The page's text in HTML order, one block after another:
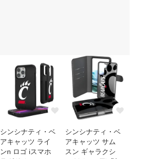
シンシナティ・ベ
アキャッツ ライ
ンn ロゴ iスマホ
シンシナティ・ベ
アキャッツ サム
スン ギャラクシ